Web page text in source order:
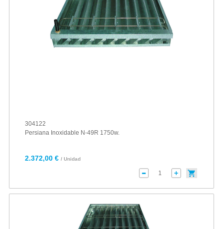
304122
Persiana Inoxidable N-49R 1750w.
2.372,00 € / Unidad